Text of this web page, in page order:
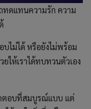
ทดแทนความรัก ความ
บไม่ได้ หรือยังไม่พร้อม
ให้เราได้ทบทวนตัวเอง
ำตอบที่สมบูรณ์แบบ แต่